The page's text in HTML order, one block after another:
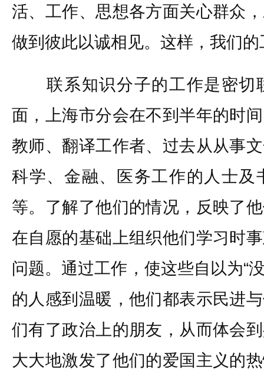
活、工作、思想各方面关心群众
做到彼此以诚相见。这样，我们
联系知识分子的工作是密切
面，上海市分会在不到半年的时
教师、翻译工作者、过去从从事
科学、金融、医务工作的人士及
等。了解了他们的情况，反映了
在自愿的基础上组织他们学习时
问题。通过工作，使这些自以为“
的人感到温暖，他们都表示民进
们有了政治上的朋友，从而体会
大大地激发了他们的爱国主义的